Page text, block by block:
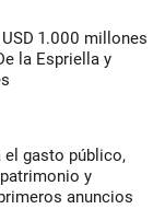
1.000 millones
la Espriella y
el gasto público,
y
anuncios